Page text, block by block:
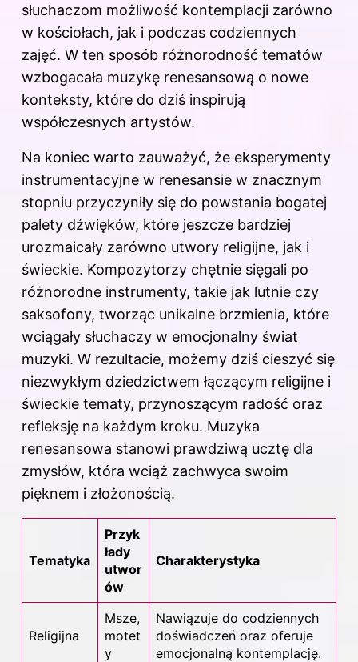
słuchaczom możliwość kontemplacji zarówno
w kościołach, jak i podczas codziennych
zajęć. W ten sposób różnorodność tematów
wzbogacała muzykę renesansową o nowe
konteksty, które do dziś inspirują
współczesnych artystów.
Na koniec warto zauważyć, że eksperymenty
instrumentacyjne w renesansie w znacznym
stopniu przyczyniły się do powstania bogatej
palety dźwięków, które jeszcze bardziej
urozmaicały zarówno utwory religijne, jak i
świeckie. Kompozytorzy chętnie sięgali po
różnorodne instrumenty, takie jak lutnie czy
saksofony, tworząc unikalne brzmienia, które
wciągały słuchaczy w emocjonalny świat
muzyki. W rezultacie, możemy dziś cieszyć się
niezwykłym dziedzictwem łączącym religijne i
świeckie tematy, przynoszącym radość oraz
refleksję na każdym kroku. Muzyka
renesansowa stanowi prawdziwą ucztę dla
zmysłów, która wciąż zachwyca swoim
pięknem i złożonością.
Tematyka
Przyk
łady
utwor
ów
Charakterystyka
Religijna
Msze,
motet
y
Nawiązuje do codziennych
doświadczeń oraz oferuje
emocjonalną kontemplację.